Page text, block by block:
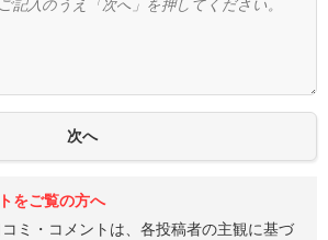
をご覧の方へ
ミ・コメントは、各投稿者の主観に基づ